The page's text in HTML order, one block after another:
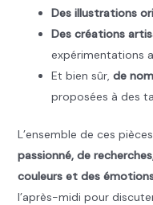
Des illustrations
Des créations
expérimentations
Et bien sûr, de
proposées à des
L’ensemble de ces
passionné, de
couleurs et des
l’après-midi pour